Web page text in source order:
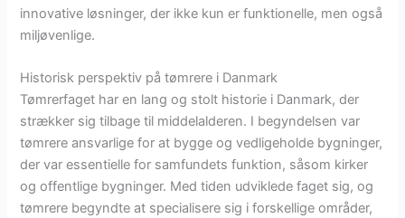
innovative løsninger, der ikke kun er funktionelle, men også
miljøvenlige.
Historisk perspektiv på tømrere i Danmark
Tømrerfaget har en lang og stolt historie i Danmark, der
strækker sig tilbage til middelalderen. I begyndelsen var
tømrere ansvarlige for at bygge og vedligeholde bygninger,
der var essentielle for samfundets funktion, såsom kirker
og offentlige bygninger. Med tiden udviklede faget sig, og
tømrere begyndte at specialisere sig i forskellige områder,